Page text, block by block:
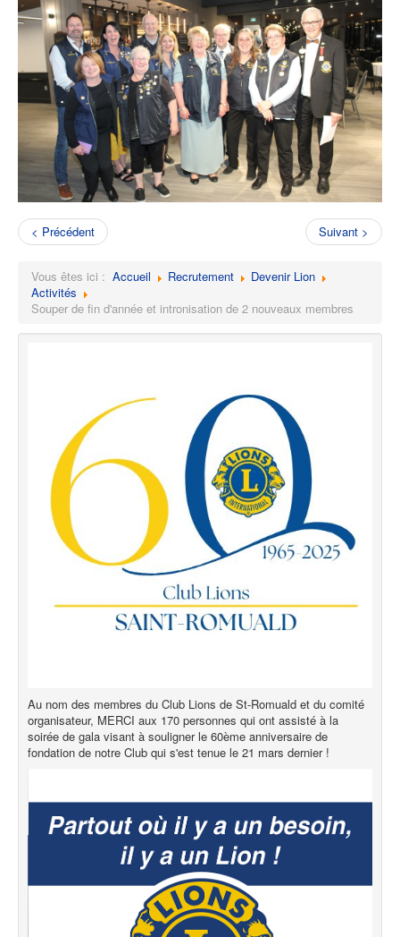
< Précédent Suivant >
Vous êtes ici : Accueil Recrutement
Devenir Lion
Activités
Souper de fin d'année et intronisation de 2 nouveaux membres
Au nom des membres du Club Lions de St-Romuald et du comité
organisateur, MERCI aux 170 personnes qui ont assisté à la
soirée de gala visant à souligner le 60ème anniversaire de
fondation de notre Club qui s'est tenue le 21 mars dernier !